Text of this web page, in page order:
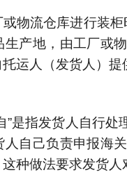
物流仓库进行装
生产地，由工厂或
运人（发货人）提
”是指发货人自行
自己负责申报海
种做法要求发货人